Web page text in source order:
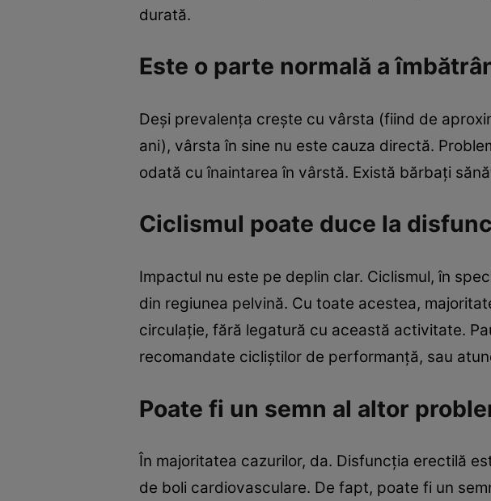
durată.
Este o parte normală a
Deși prevalența crește cu vârsta (fiind de
ani), vârsta în sine nu este cauza directă.
odată cu înaintarea în vârstă. Există bărbați
Ciclismul poate duce la
Impactul nu este pe deplin clar. Ciclismul, în
din regiunea pelvină. Cu toate acestea,
circulație, fără legatură cu această activitate.
recomandate cicliștilor de performanță, sau
Poate fi un semn al altor
În majoritatea cazurilor, da. Disfuncția erectilă
de boli cardiovasculare. De fapt, poate fi un